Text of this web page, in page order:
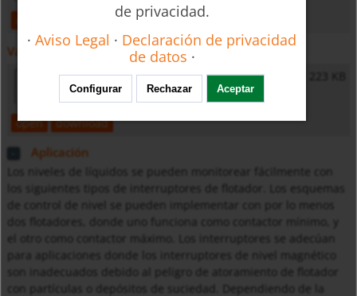
Varios
General Safety Instructions 223 KB
open download
Aplicación
Los niveles de líquidos se pueden monitorear fácilmente con
los siguientes tipos de interruptores de flotador. Los esquemas
de control de nivel se pueden implementar con por lo menos
dos flotadores, donde uno funciona como contactor mínimo, y
el otro como contactor máximo. Los interruptores se adecúan
para aplicaciones donde los interruptores de nivel magnético
son inadecuados debido al peligro de atoramiento de flotador
de privacidad.
·Aviso Legal · Declaración de privacidad
de datos ·
Configurar Rechazar Aceptar